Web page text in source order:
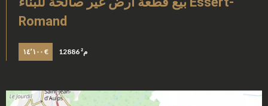
Romand
١٤٬١٠٠ € 12886 م²